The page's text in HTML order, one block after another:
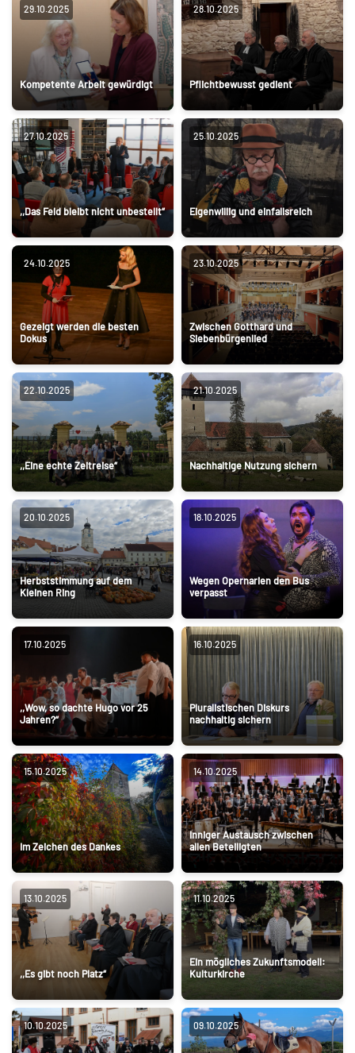
29.10.2025
Kompetente Arbeit gewürdigt
28.10.2025
Pflichtbewusst gedient
27.10.2025
,,Das Feld bleibt nicht unbestellt“
25.10.2025
Eigenwillig und einfallsreich
24.10.2025
Gezeigt werden die besten
Dokus
23.10.2025
Zwischen Gotthard und
Siebenbürgenlied
22.10.2025
,,Eine echte Zeitreise“
21.10.2025
Nachhaltige Nutzung sichern
20.10.2025
Herbststimmung auf dem
Kleinen Ring
18.10.2025
Wegen Opernarien den Bus
verpasst
17.10.2025
,,Wow, so dachte Hugo vor 25
Jahren?“
16.10.2025
Pluralistischen Diskurs
nachhaltig sichern
15.10.2025
Im Zeichen des Dankes
14.10.2025
Inniger Austausch zwischen
allen Beteiligten
13.10.2025
,,Es gibt noch Platz“
11.10.2025
Ein mögliches Zukunftsmodell:
Kulturkirche
10.10.2025 09.10.2025